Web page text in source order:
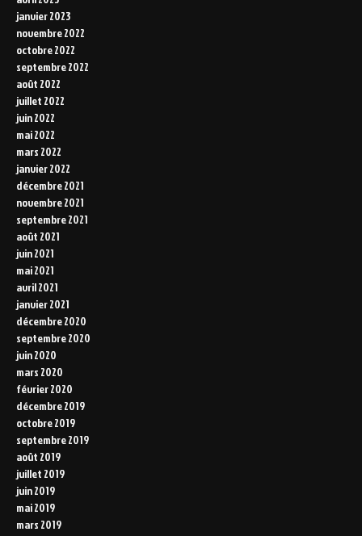
janvier 2023
novembre 2022
octobre 2022
septembre 2022
août 2022
juillet 2022
juin 2022
mai 2022
mars 2022
janvier 2022
décembre 2021
novembre 2021
septembre 2021
août 2021
juin 2021
mai 2021
avril 2021
janvier 2021
décembre 2020
septembre 2020
juin 2020
mars 2020
février 2020
décembre 2019
octobre 2019
septembre 2019
août 2019
juillet 2019
juin 2019
mai 2019
mars 2019